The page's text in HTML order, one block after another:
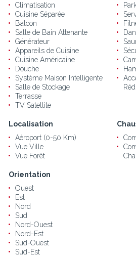
Climatisation
Cuisine Séparée
Balcon
Salle de Bain Attenante
Générateur
Appareils de Cuisine
Cuisine Américaine
Douche
Système Maison Intelligente
Salle de Stockage
Terrasse
TV Satellite
Localisation
Aéroport (0-50 Km)
Vue Ville
Vue Forêt
Orientation
Ouest
Est
Nord
Sud
Nord-Ouest
Nord-Est
Sud-Ouest
Sud-Est